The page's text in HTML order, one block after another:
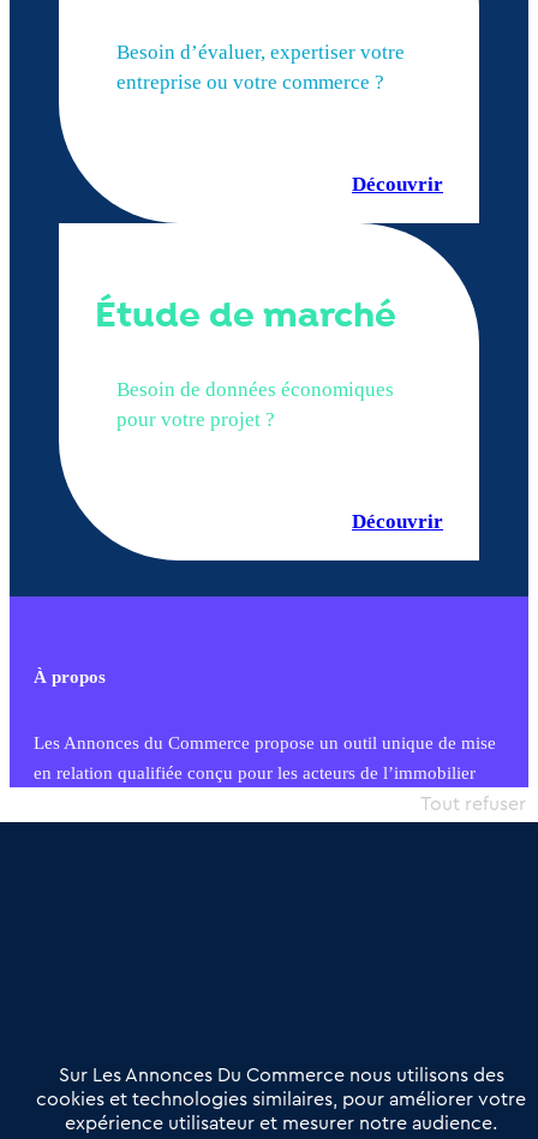
Besoin d’évaluer, expertiser votre
entreprise ou votre commerce ?
Découvrir
Étude de marché
Besoin de données économiques
pour votre projet ?
Découvrir
À propos
Les Annonces du Commerce propose un outil unique de mise
en relation qualifiée conçu pour les acteurs de l’immobilier
commercial et les collectivités territoriales, simple et intégrant
Offres Pro
Actualités
Qui sommes nous ?
Sur Les Annonces Du Commerce nous utilisons des
cookies et technologies similaires, pour améliorer votre
expérience utilisateur et mesurer notre audience.
Tout refuser